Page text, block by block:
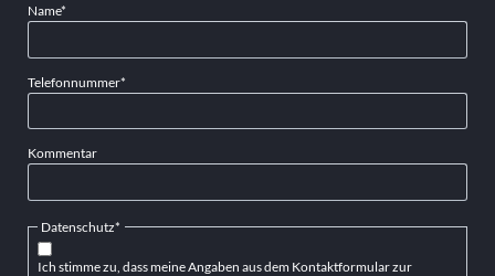
Pflichtfeld
Name*
Pflichtfeld
Telefonnummer*
Kommentar
Pflichtfeld
Datenschutz*
Ich stimme zu, dass meine Angaben aus dem Kontaktformular zur